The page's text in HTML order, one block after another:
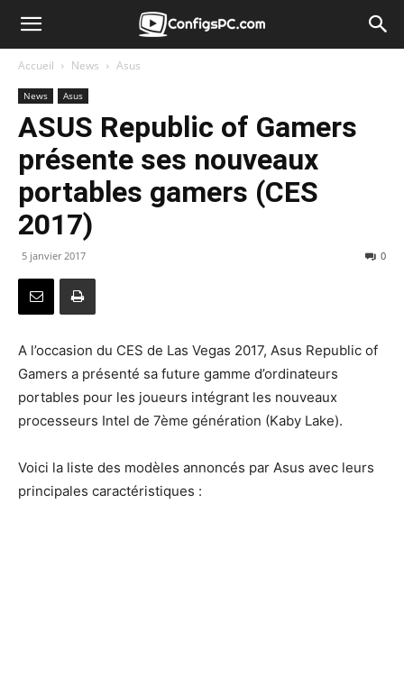
Accueil News Asus
News Asus
ASUS Republic of Gamers
présente ses nouveaux
portables gamers (CES
2017)
5 janvier 2017 0
A l’occasion du CES de Las Vegas 2017, Asus Republic of
Gamers a présenté sa future gamme d’ordinateurs
portables pour les joueurs intégrant les nouveaux
processeurs Intel de 7ème génération (Kaby Lake).
Voici la liste des modèles annoncés par Asus avec leurs
principales caractéristiques :